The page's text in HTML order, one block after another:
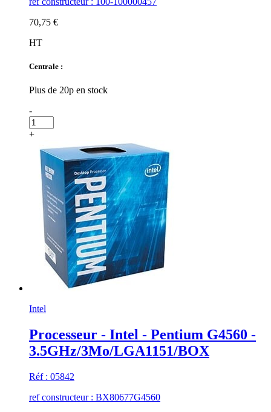
70,75 €
HT
Centrale :
Plus de 20p en stock
-
+
Intel
Processeur - Intel - Pentium G4560 -
3.5GHz/3Mo/LGA1151/BOX
Réf : 05842
ref constructeur : BX80677G4560